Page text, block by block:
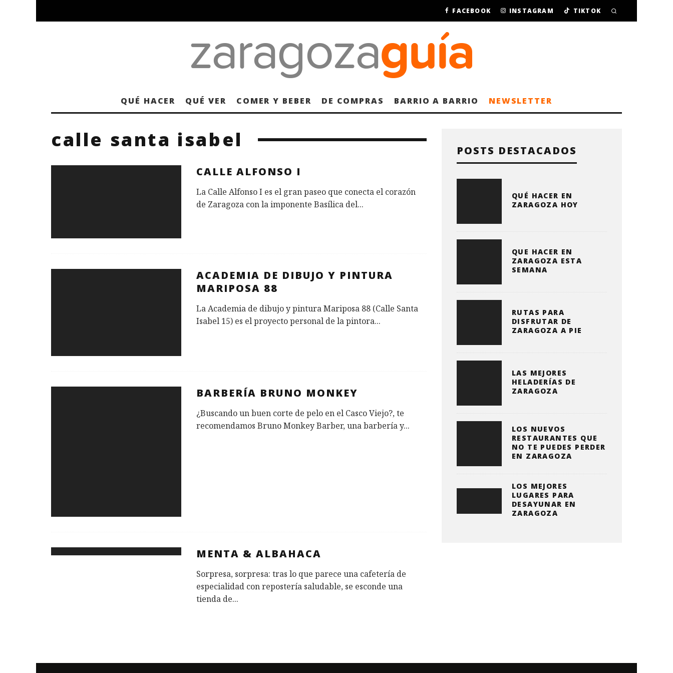
FACEBOOK INSTAGRAM TIKTOK
QUÉ HACER QUÉ VER COMER Y BEBER DE COMPRAS BARRIO A BARRIO NEWSLETTER
calle santa isabel
CALLE ALFONSO I
La Calle Alfonso I es el gran paseo que conecta el corazón
de Zaragoza con la imponente Basílica del...
ACADEMIA DE DIBUJO Y PINTURA
MARIPOSA 88
La Academia de dibujo y pintura Mariposa 88 (Calle Santa
Isabel 15) es el proyecto personal de la pintora...
BARBERÍA BRUNO MONKEY
¿Buscando un buen corte de pelo en el Casco Viejo?, te
recomendamos Bruno Monkey Barber, una barbería y...
MENTA & ALBAHACA
Sorpresa, sorpresa: tras lo que parece una cafetería de
especialidad con repostería saludable, se esconde una
tienda de...
POSTS DESTACADOS
QUÉ HACER EN
ZARAGOZA HOY
QUE HACER EN
ZARAGOZA ESTA
SEMANA
RUTAS PARA
DISFRUTAR DE
ZARAGOZA A PIE
LAS MEJORES
HELADERÍAS DE
ZARAGOZA
LOS NUEVOS
RESTAURANTES QUE
NO TE PUEDES PERDER
EN ZARAGOZA
LOS MEJORES
LUGARES PARA
DESAYUNAR EN
ZARAGOZA